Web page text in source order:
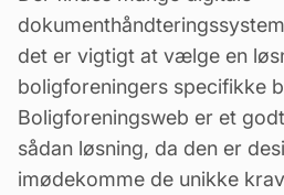
det er vigtigt at vælge en
boligforeningers specifikke
Boligforeningsweb er et
sådan løsning, da den er
imødekomme de unikke krav